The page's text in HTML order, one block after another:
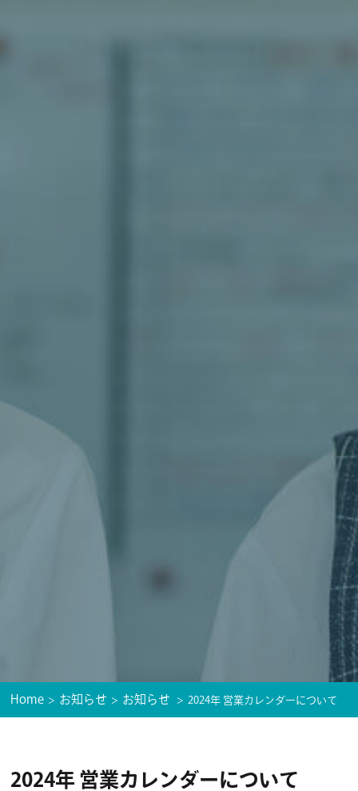
Home お知らせ お知らせ 2024年 営業カレンダーについて
2024年 営業カレンダーについて